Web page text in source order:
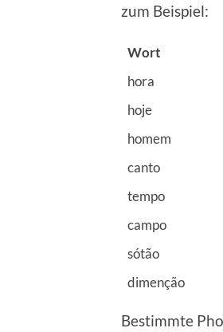
zum Beispiel:
Wort
hora
hoje
homem
can­to
tem­po
cam­po
sótão
dimen­ção
Bestimm­te